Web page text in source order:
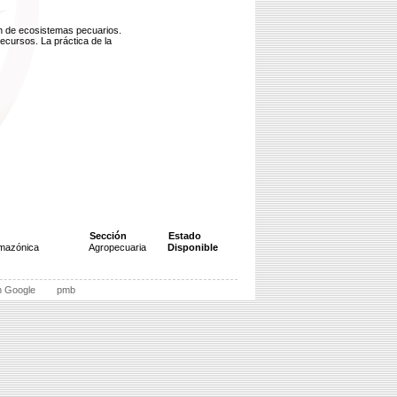
ecosistemas pecuarios.
La práctica de la
Sección
Estado
Agropecuaria Disponible
Google pmb